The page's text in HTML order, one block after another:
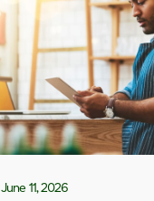
June 11, 2026